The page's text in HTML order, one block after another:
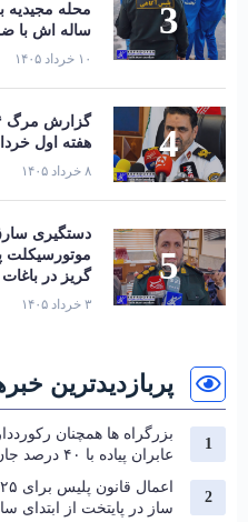
ساله اش با
۱۰ خرداد ۱۴۰۵
هفته اول
۸ خرداد ۱۴۰۵
دستگیری
موتورسیکلت
گریز در
۳ خرداد ۱۴۰۵
پربازدیدترین
بزرگراه‌ ها همچنان
عابران پیاده با ۴۰ درصد جان‌ باختگان
ساز در پایتخت از ابتدای سال